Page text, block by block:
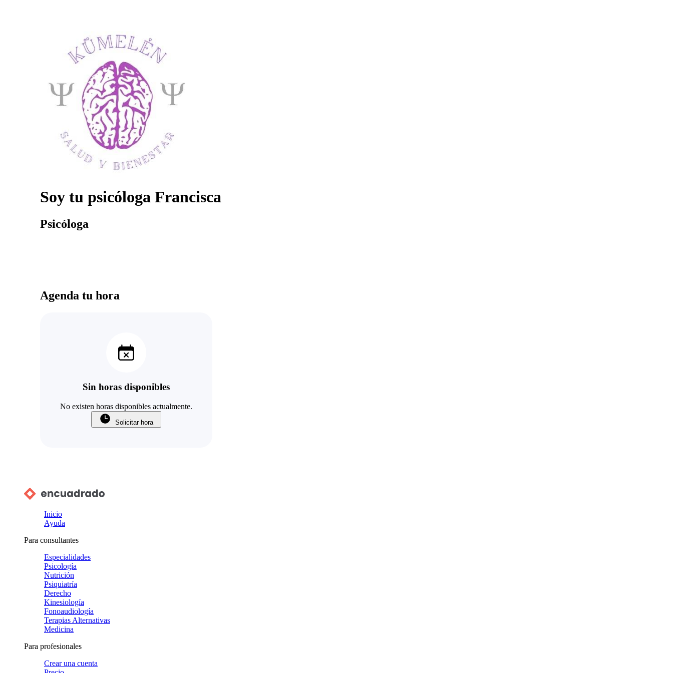
Soy tu psicóloga Francisca
Psicóloga
Agenda tu hora
Sin horas disponibles
No existen horas disponibles actualmente.
Solicitar hora
Inicio
Ayuda
Para consultantes
Especialidades
Psicología
Nutrición
Psiquiatría
Derecho
Kinesiología
Fonoaudiología
Terapias Alternativas
Medicina
Para profesionales
Crear una cuenta